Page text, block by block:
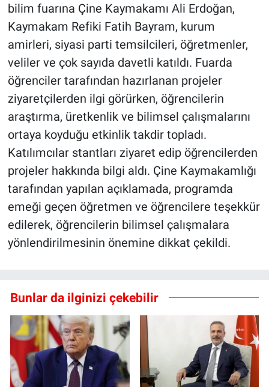
bilim fuarına Çine Kaymakamı Ali Erdoğan,
Kaymakam Refiki Fatih Bayram, kurum
amirleri, siyasi parti temsilcileri, öğretmenler,
veliler ve çok sayıda davetli katıldı. Fuarda
öğrenciler tarafından hazırlanan projeler
ziyaretçilerden ilgi görürken, öğrencilerin
araştırma, üretkenlik ve bilimsel çalışmalarını
ortaya koyduğu etkinlik takdir topladı.
Katılımcılar stantları ziyaret edip öğrencilerden
projeler hakkında bilgi aldı. Çine Kaymakamlığı
tarafından yapılan açıklamada, programda
emeği geçen öğretmen ve öğrencilere teşekkür
edilerek, öğrencilerin bilimsel çalışmalara
yönlendirilmesinin önemine dikkat çekildi.
Bunlar da ilginizi çekebilir